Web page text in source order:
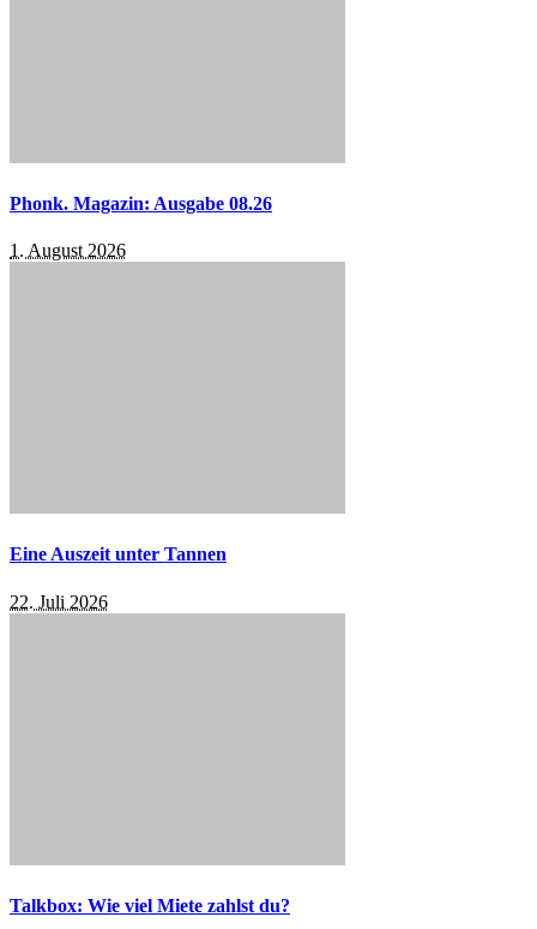
Phonk. Magazin: Ausgabe 08.26
1. August 2026
Eine Auszeit unter Tannen
22. Juli 2026
Talkbox: Wie viel Miete zahlst du?